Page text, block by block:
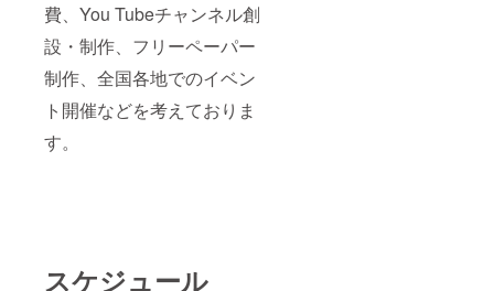
費、You Tubeチャンネル創
設・制作、フリーペーパー
制作、全国各地でのイベン
ト開催などを考えておりま
す。
スケジュール